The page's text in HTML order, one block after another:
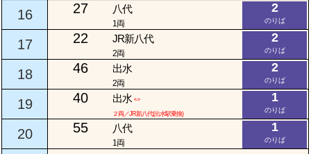
16
27 八代
1両
2
のりば
17 22 JR新八代
2両
2
のりば
18 46 出水
2両
2
のりば
19 40 出水⇔
２両／JR新八代(出水駅乗換)
1
のりば
20 55 八代
1両
1
のりば